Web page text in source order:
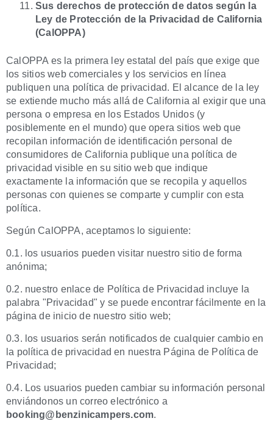
Sus derechos de protección de datos según la
Ley de Protección de la Privacidad de California
(CalOPPA)
CalOPPA es la primera ley estatal del país que exige que
los sitios web comerciales y los servicios en línea
publiquen una política de privacidad. El alcance de la ley
se extiende mucho más allá de California al exigir que una
persona o empresa en los Estados Unidos (y
posiblemente en el mundo) que opera sitios web que
recopilan información de identificación personal de
consumidores de California publique una política de
privacidad visible en su sitio web que indique
exactamente la información que se recopila y aquellos
personas con quienes se comparte y cumplir con esta
política.
Según CalOPPA, aceptamos lo siguiente:
0.1. los usuarios pueden visitar nuestro sitio de forma
anónima;
0.2. nuestro enlace de Política de Privacidad incluye la
palabra "Privacidad" y se puede encontrar fácilmente en la
página de inicio de nuestro sitio web;
0.3. los usuarios serán notificados de cualquier cambio en
la política de privacidad en nuestra Página de Política de
Privacidad;
0.4. Los usuarios pueden cambiar su información personal
enviándonos un correo electrónico a
booking@benzinicampers.com.